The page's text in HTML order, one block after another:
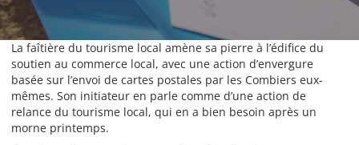
La faîtière du tourisme local amène sa pierre à l’édifice du
soutien au commerce local, avec une action d’envergure
basée sur l’envoi de cartes postales par les Combiers eux-
mêmes. Son initiateur en parle comme d’une action de
relance du tourisme local, qui en a bien besoin après un
morne printemps.